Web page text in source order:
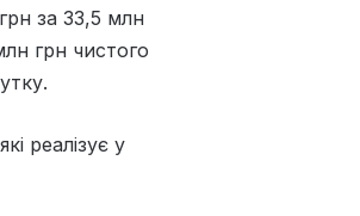
за 33,5 млн
грн чистого
реалізує у